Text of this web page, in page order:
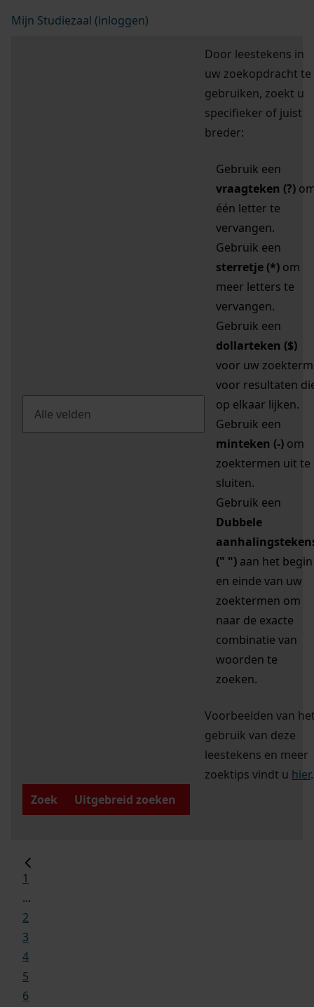
Mijn Studiezaal (inloggen)
Door leestekens in
uw zoekopdracht te
gebruiken, zoekt u
specifieker of juist
breder:
Gebruik een
vraagteken (?)
één letter te
vervangen.
Gebruik een
sterretje (*) om
meer letters te
vervangen.
Gebruik een
dollarteken ($)
voor uw zoekterm
voor resultaten
op elkaar lijken.
Gebruik een
minteken (-) om
zoektermen uit te
sluiten.
Gebruik een
Dubbele
(" ") aan het begin
en einde van uw
zoektermen om
naar de exacte
combinatie van
woorden te
zoeken.
Voorbeelden van
gebruik van deze
leestekens en meer
zoektips vindt u hier.
Zoek
Uitgebreid zoeken
1
...
2
3
4
5
6